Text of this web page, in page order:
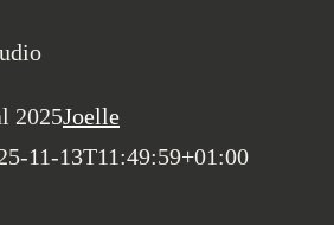
2025Joelle
11-13T11:49:59+01:00